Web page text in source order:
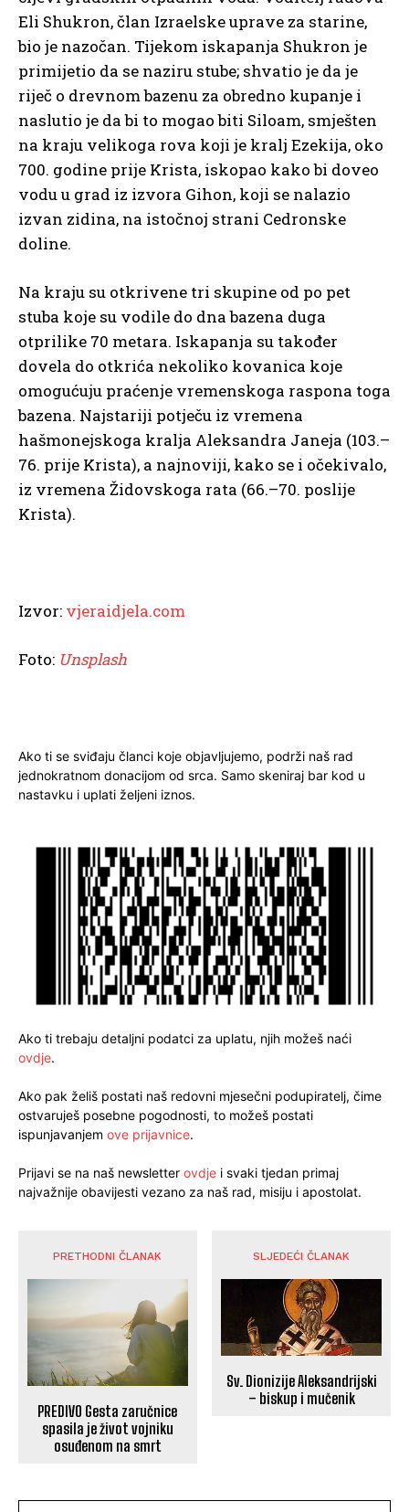
Eli Shukron, član Izraelske uprave za starine,
bio je nazočan. Tijekom iskapanja Shukron je
primijetio da se naziru stube; shvatio je da je
riječ o drevnom bazenu za obredno kupanje i
naslutio je da bi to mogao biti Siloam, smješten
na kraju velikoga rova koji je kralj Ezekija, oko
700. godine prije Krista, iskopao kako bi doveo
vodu u grad iz izvora Gihon, koji se nalazio
izvan zidina, na istočnoj strani Cedronske
doline.
Na kraju su otkrivene tri skupine od po pet
stuba koje su vodile do dna bazena duga
otprilike 70 metara. Iskapanja su također
dovela do otkrića nekoliko kovanica koje
omogućuju praćenje vremenskoga raspona toga
bazena. Najstariji potječu iz vremena
hašmonejskoga kralja Aleksandra Janeja (103.–
76. prije Krista), a najnoviji, kako se i očekivalo,
iz vremena Židovskoga rata (66.–70. poslije
Krista).
Izvor: vjeraidjela.com
Foto: Unsplash
Ako ti se sviđaju članci koje objavljujemo, podrži naš rad
jednokratnom donacijom od srca. Samo skeniraj bar kod u
nastavku i uplati željeni iznos.
Ako ti trebaju detaljni podatci za uplatu, njih možeš naći
ovdje.
Ako pak želiš postati naš redovni mjesečni podupiratelj, čime
ostvaruješ posebne pogodnosti, to možeš postati
ispunjavanjem ove prijavnice.
Prijavi se na naš newsletter ovdje i svaki tjedan primaj
najvažnije obavijesti vezano za naš rad, misiju i apostolat.
PRETHODNI ČLANAK
PREDIVO Gesta zaručnice
spasila je život vojniku
osuđenom na smrt
SLJEDEĆI ČLANAK
Sv. Dionizije Aleksandrijski
– biskup i mučenik